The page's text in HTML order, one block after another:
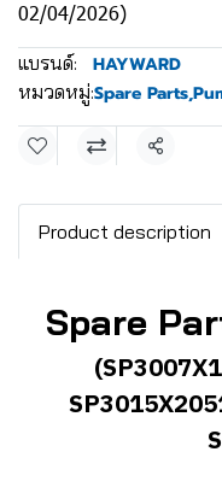
02/04/2026)
แบรนด์: HAYWARD
หมวดหมู่:Spare Parts,
แชร์
Product description
Spare